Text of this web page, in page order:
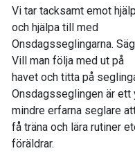
Vi tar tacksamt emot
och hjälpa till med
Onsdagsseglingarna.
Vill man följa med ut på
havet och titta på
Onsdagsseglingen är
mindre erfarna seglare
få träna och lära rutiner
föräldrar.